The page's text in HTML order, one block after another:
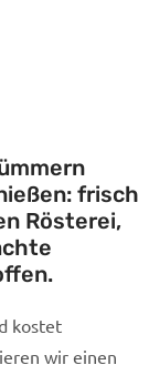
frisch
Rösterei,
kostet
wir einen